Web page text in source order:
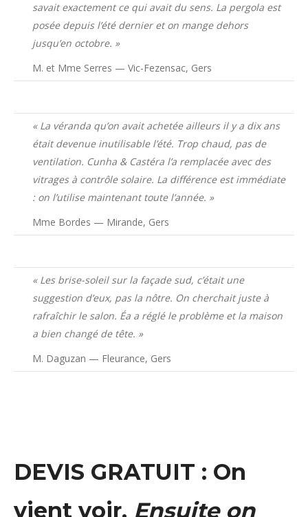
savait exactement ce qui avait du sens. La pergola est
posée depuis l’été dernier et on mange dehors
jusqu’en octobre. »
M. et Mme Serres — Vic-Fezensac, Gers
« La véranda qu’on avait achetée ailleurs il y a dix ans
était devenue inutilisable l’été. Trop chaud, pas de
ventilation. Cunha & Castéra l’a remplacée avec des
vitrages à contrôle solaire. La différence est immédiate
: on l’utilise maintenant toute l’année. »
Mme Bordes — Mirande, Gers
« Les brise-soleil sur la façade sud, c’était une
suggestion d’eux, pas la nôtre. On cherchait juste à
rafraîchir le salon. Éa a réglé le problème et la maison
a bien changé de tête. »
M. Daguzan — Fleurance, Gers
DEVIS GRATUIT : On
vient voir. Ensuite on